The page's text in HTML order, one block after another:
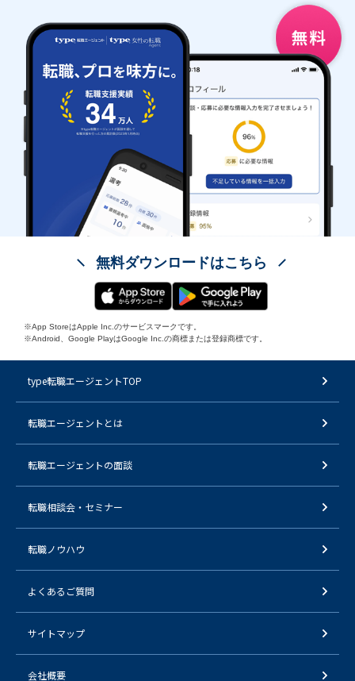
無料ダウンロードはこちら
※App StoreはApple Inc.のサービスマークです。
※Android、Google PlayはGoogle Inc.の商標または登録商標です。
type転職エージェントTOP
転職エージェントとは
転職エージェントの面談
転職相談会・セミナー
転職ノウハウ
よくあるご質問
サイトマップ
会社概要